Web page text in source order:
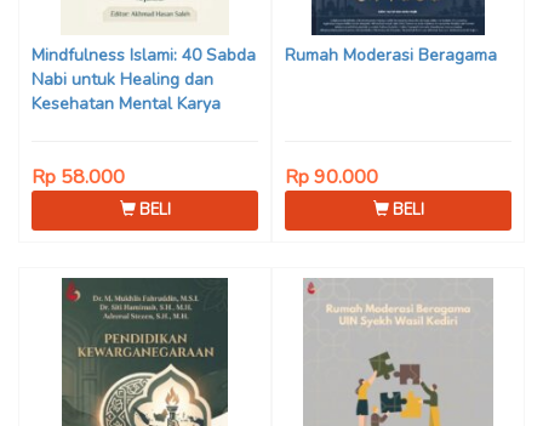
Son Haji, Dede Sunarya,
Iwan Setiawan, Nur Afiatin
Editor: Mi’raj Dodi Kurniawan
Mindfulness Islami: 40 Sabda
Nabi untuk Healing dan
Kesehatan Mental Karya
Saniyya Fadhila, Avanda
Chintya Cahyaning Putri, dan
Arjunedi
Rp 58.000
BELI
Rumah Moderasi Beragama
Rp 90.000
BELI